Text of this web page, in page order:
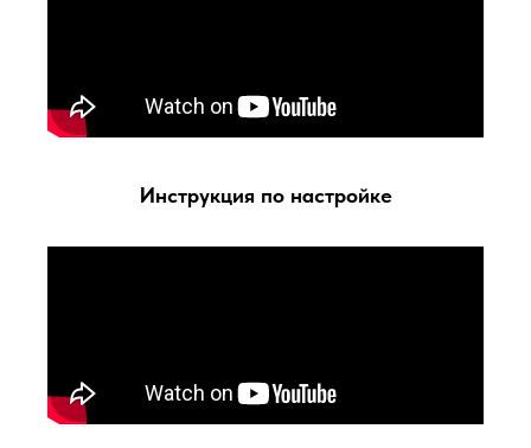
Инструкция по настройке